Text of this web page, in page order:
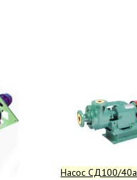
Насос СД100/40а